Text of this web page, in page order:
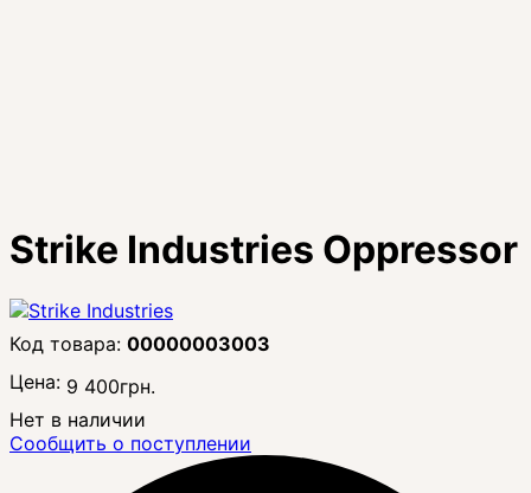
Strike Industries Oppressor
00000003003
Цена: 9 400грн.
Нет в наличии
Сообщить о поступлении